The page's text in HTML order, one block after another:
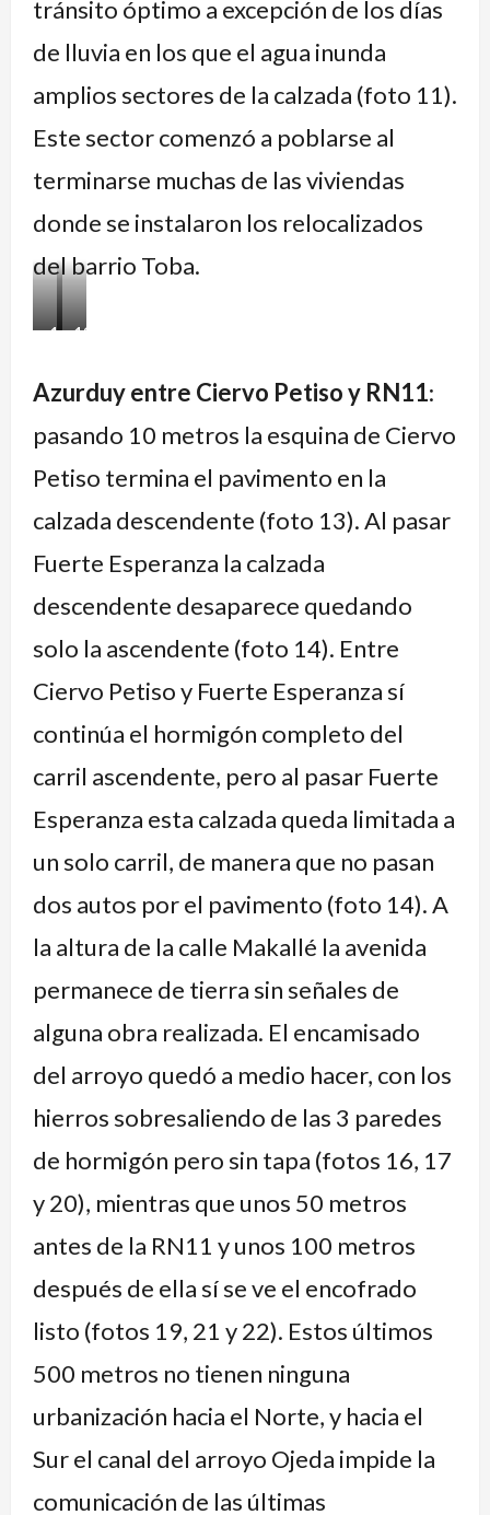
tránsito óptimo a excepción de los días
de lluvia en los que el agua inunda
amplios sectores de la calzada (foto 11).
Este sector comenzó a poblarse al
terminarse muchas de las viviendas
donde se instalaron los relocalizados
del barrio Toba.
11.
y
Capitán
Solari
agua
permanente
12.
desde
Taco
Pozo,
sector
terminado
Azurduy entre Ciervo Petiso y RN11:
pasando 10 metros la esquina de Ciervo
Petiso termina el pavimento en la
calzada descendente (foto 13). Al pasar
Fuerte Esperanza la calzada
descendente desaparece quedando
solo la ascendente (foto 14). Entre
Ciervo Petiso y Fuerte Esperanza sí
continúa el hormigón completo del
carril ascendente, pero al pasar Fuerte
Esperanza esta calzada queda limitada a
un solo carril, de manera que no pasan
dos autos por el pavimento (foto 14). A
la altura de la calle Makallé la avenida
permanece de tierra sin señales de
alguna obra realizada. El encamisado
del arroyo quedó a medio hacer, con los
hierros sobresaliendo de las 3 paredes
de hormigón pero sin tapa (fotos 16, 17
y 20), mientras que unos 50 metros
antes de la RN11 y unos 100 metros
después de ella sí se ve el encofrado
listo (fotos 19, 21 y 22). Estos últimos
500 metros no tienen ninguna
urbanización hacia el Norte, y hacia el
Sur el canal del arroyo Ojeda impide la
comunicación de las últimas